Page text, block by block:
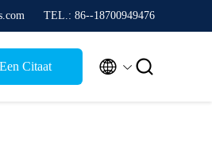
TEL.: 86--18700949476
Citaat  